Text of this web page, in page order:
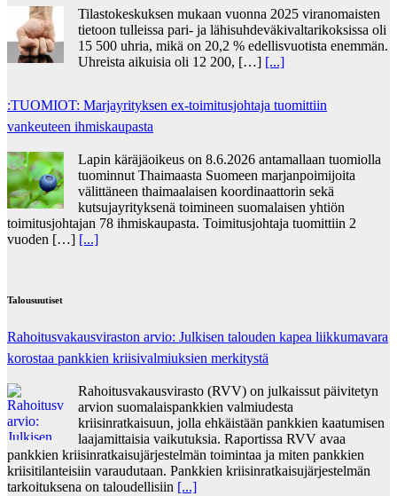
Tilastokeskuksen mukaan vuonna 2025 viranomaisten
tietoon tulleissa pari- ja lähisuhdeväkivaltarikoksissa oli
15 500 uhria, mikä on 20,2 % edellisvuotista enemmän.
Uhreista aikuisia oli 12 200, […] [...]
:TUOMIOT: Marjayrityksen ex-toimitusjohtaja tuomittiin
vankeuteen ihmiskaupasta
Lapin käräjäoikeus on 8.6.2026 antamallaan tuomiolla
tuominnut Thaimaasta Suomeen marjanpoimijoita
välittäneen thaimaalaisen koordinaattorin sekä
kutsujayrityksenä toimineen suomalaisen yhtiön
toimitusjohtajan 78 ihmiskaupasta. Toimitusjohtaja tuomittiin 2
vuoden […] [...]
Talousuutiset
Rahoitusvakausviraston arvio: Julkisen talouden kapea liikkumavara
korostaa pankkien kriisivalmiuksien merkitystä
Rahoitusvakausvirasto (RVV) on julkaissut päivitetyn
arvion suomalaispankkien valmiudesta
kriisinratkaisuun, jolla ehkäistään pankkien kaatumisen
laajamittaisia vaikutuksia. Raportissa RVV avaa
pankkien kriisinratkaisujärjestelmän toimintaa ja miten pankkien
kriisitilanteisiin varaudutaan. Pankkien kriisinratkaisujärjestelmän
tarkoituksena on taloudellisiin [...]